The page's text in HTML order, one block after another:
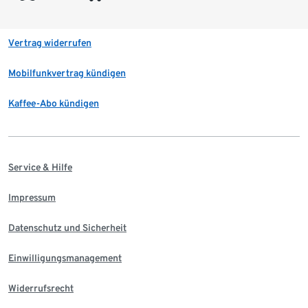
Vertrag widerrufen
Mobilfunkvertrag kündigen
Kaffee-Abo kündigen
Service & Hilfe
Impressum
Datenschutz und Sicherheit
Einwilligungsmanagement
Widerrufsrecht